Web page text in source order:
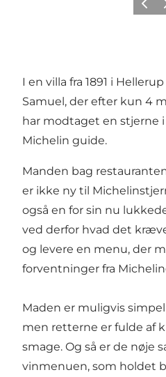
Forrige
I en villa fra 1891 i
Samuel, der efter kun 4
har modtaget en stjerne
Michelin guide.
Manden bag
er ikke ny til
også en for sin nu
ved derfor hvad det
og levere en menu, der
forventninger fra
Maden er muligvis
men retterne er fulde af
smage. Og så er de nøje
vinmenuen, som holdet